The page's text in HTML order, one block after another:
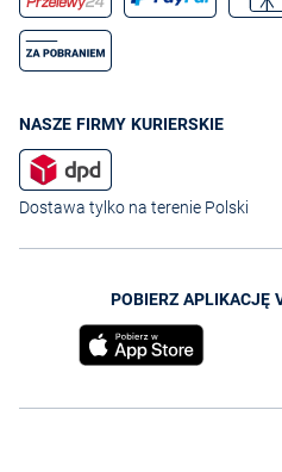
NASZE FIRMY KURIERSKIE
Dostawa tylko na terenie Polski
POBIERZ APLIKACJĘ